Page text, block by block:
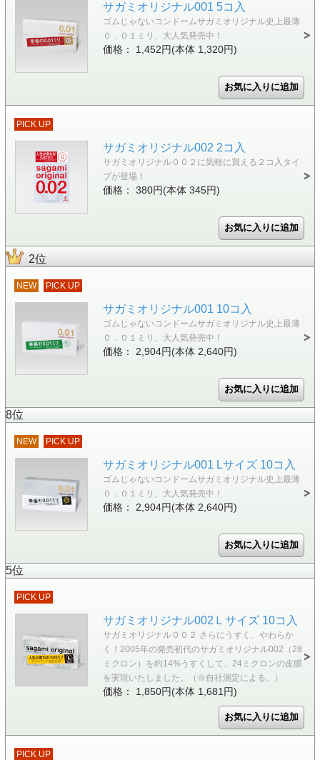
サガミオリジナル001 5コ入
ゴムじゃないコンドームサガミオリジナル史上最薄
０．０１ミリ、大人気発売中！
価格： 1,452円(本体 1,320円)
PICK UP
サガミオリジナル002 2コ入
サガミオリジナル００２に気軽に買える２コ入タイ
プが登場！
価格： 380円(本体 345円)
2位
NEW PICK UP
サガミオリジナル001 10コ入
ゴムじゃないコンドームサガミオリジナル史上最薄
０．０１ミリ、大人気発売中！
価格： 2,904円(本体 2,640円)
8位
NEW PICK UP
サガミオリジナル001 Lサイズ 10コ入
ゴムじゃないコンドームサガミオリジナル史上最薄
０．０１ミリ、大人気発売中！
価格： 2,904円(本体 2,640円)
5位
PICK UP
サガミオリジナル002Ｌサイズ 10コ入
サガミオリジナル００２ さらにうすく、やわらか
く！2005年の発売初代のサガミオリジナル002（28
ミクロン）を約14%うすくして、24ミクロンの皮膜
を実現いたしました。（※自社測定による。）
価格： 1,850円(本体 1,681円)
PICK UP